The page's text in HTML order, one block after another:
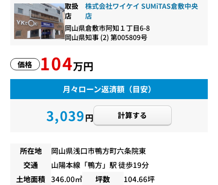
取扱
店
株式会社ワイケイ SUMiTAS倉敷中央
店
岡山県倉敷市阿知１丁目6-8
岡山県知事 (2) 第005809号
価格 104万円
月々ローン返済額（目安）
3,039円 計算する
所在地
岡山県浅口市鴨方町六条院東
交通
山陽本線 「鴨方」駅 徒歩19分
土地面積 346.00㎡ 坪数
104.66坪